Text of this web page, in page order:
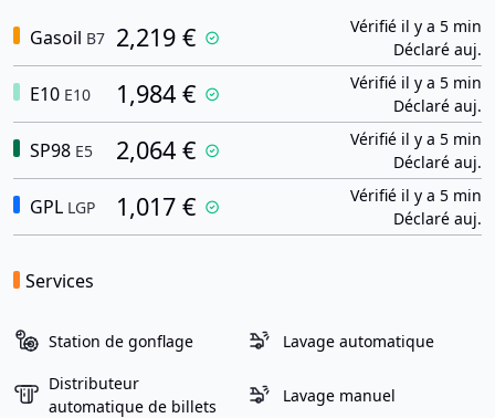
Gasoil B7 2,219 €
Vérifié il y a 5 min
Déclaré auj.
E10 E10 1,984 €
Vérifié il y a 5 min
Déclaré auj.
SP98 E5 2,064 €
Vérifié il y a 5 min
Déclaré auj.
GPL LGP 1,017 €
Vérifié il y a 5 min
Déclaré auj.
Services
Station de gonflage Lavage automatique
Distributeur
automatique de billets
Lavage manuel